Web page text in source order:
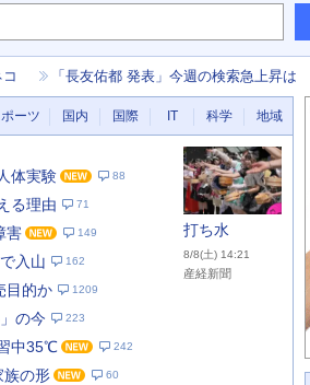
「長友佑都 発表」今週の検索急上昇は
ーツ 国内 国際 IT 科学 地域
体実験 88
る理由 71
害 149
入山 162
目的か 1209
の今 223
中35℃ 242
族の形 60
打ち水
8/8(土) 14:21
産経新聞